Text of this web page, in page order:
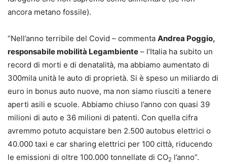
ancora metano fossile).
“Nell’anno terribile del Covid – commenta Andrea Poggio,
responsabile mobilità Legambiente – l’Italia ha subito un
record di morti e di denatalità, ma abbiamo aumentato di
300mila unità le auto di proprietà. Si è speso un miliardo di
euro in bonus auto nuove, ma non siamo riusciti a tenere
aperti asili e scuole. Abbiamo chiuso l’anno con quasi 39
milioni di auto e 36 milioni di patenti. Con quella cifra
avremmo potuto acquistare ben 2.500 autobus elettrici o
40.000 taxi e car sharing elettrici per 100 città, riducendo
le emissioni di oltre 100.000 tonnellate di CO2 l’anno”.